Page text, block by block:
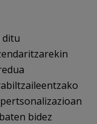
ditu
bidez